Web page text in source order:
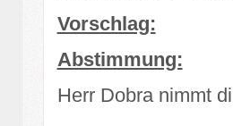
Vorschlag:
Abstimmung:
Herr Dobra nimmt